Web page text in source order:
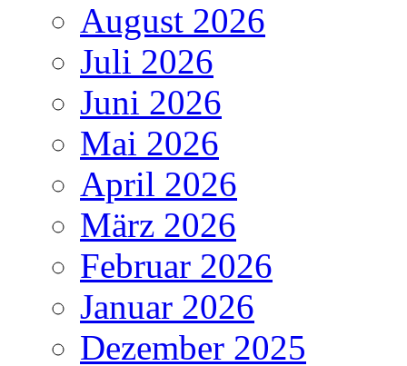
August 2026
Juli 2026
Juni 2026
Mai 2026
April 2026
März 2026
Februar 2026
Januar 2026
Dezember 2025